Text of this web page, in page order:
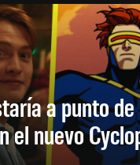
a punto de
el nuevo